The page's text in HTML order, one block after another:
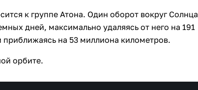
к группе Атона. Один оборот вокруг Солнца
дней, максимально удаляясь от него на 191
на 53 миллиона километров.
орбите.